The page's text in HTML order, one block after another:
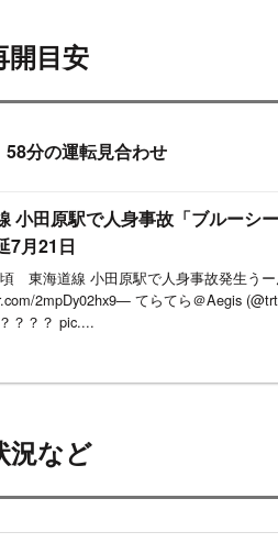
たの人身事故だったのか